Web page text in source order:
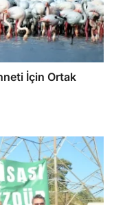
İçin Ortak